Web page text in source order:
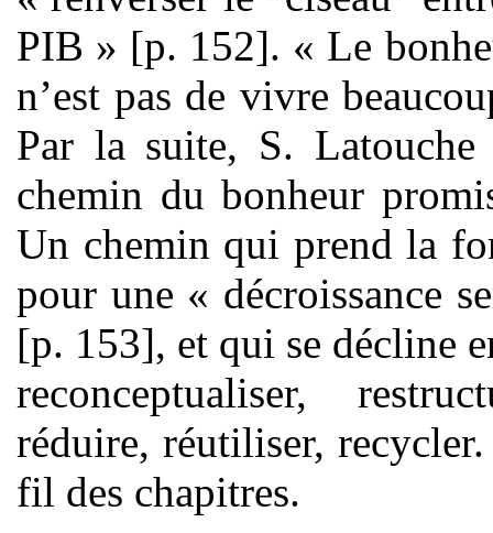
PIB » [p. 152]. « Le
n’est pas de vivre
Par la suite, S.
chemin du bonheur
Un chemin qui prend la
pour une « décroissance
[p. 153], et qui se décline
reconceptualiser,
réduire, réutiliser,
fil des chapitres.